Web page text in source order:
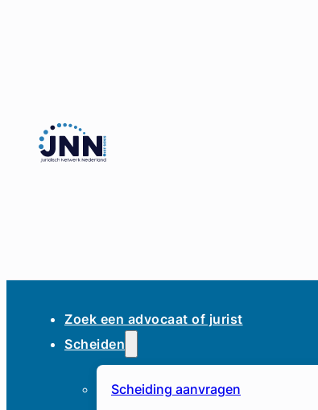
Zoek een advocaat of jurist
Scheiden
Scheiding aanvragen